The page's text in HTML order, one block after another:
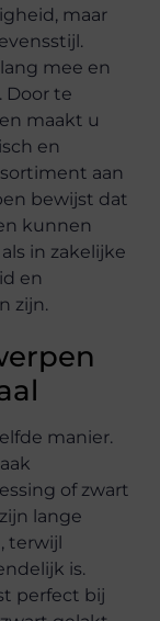
maar
mee en
Door te
maakt u
en
aan
bewijst dat
kunnen
in zakelijke
en
zijn.
manier.
of zwart
lange
terwijl
is.
perfect bij